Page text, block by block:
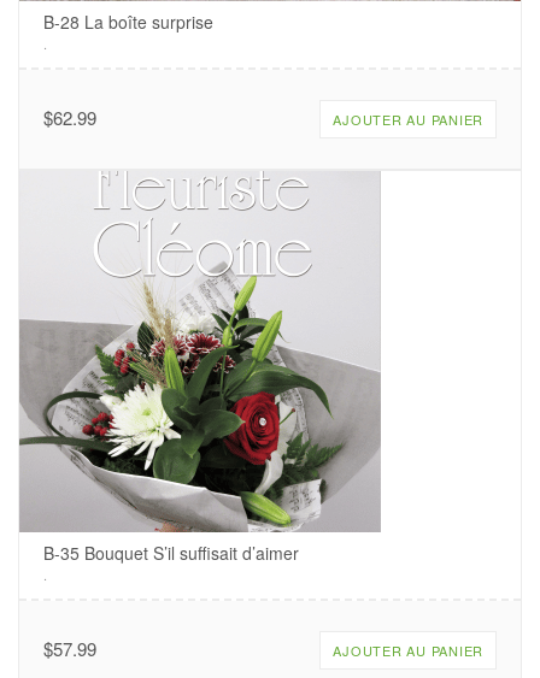
B-28 La boîte surprise
.
$62.99 AJOUTER AU PANIER
B-35 Bouquet S’il suffisait d’aimer
.
$57.99 AJOUTER AU PANIER